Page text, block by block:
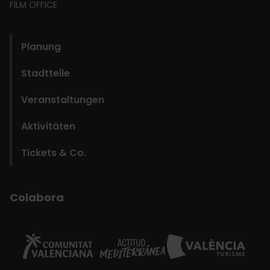
FILM OFFICE
Planung
Stadtteile
Veranstaltungen
Aktivitäten
Tickets & Co.
Colabora